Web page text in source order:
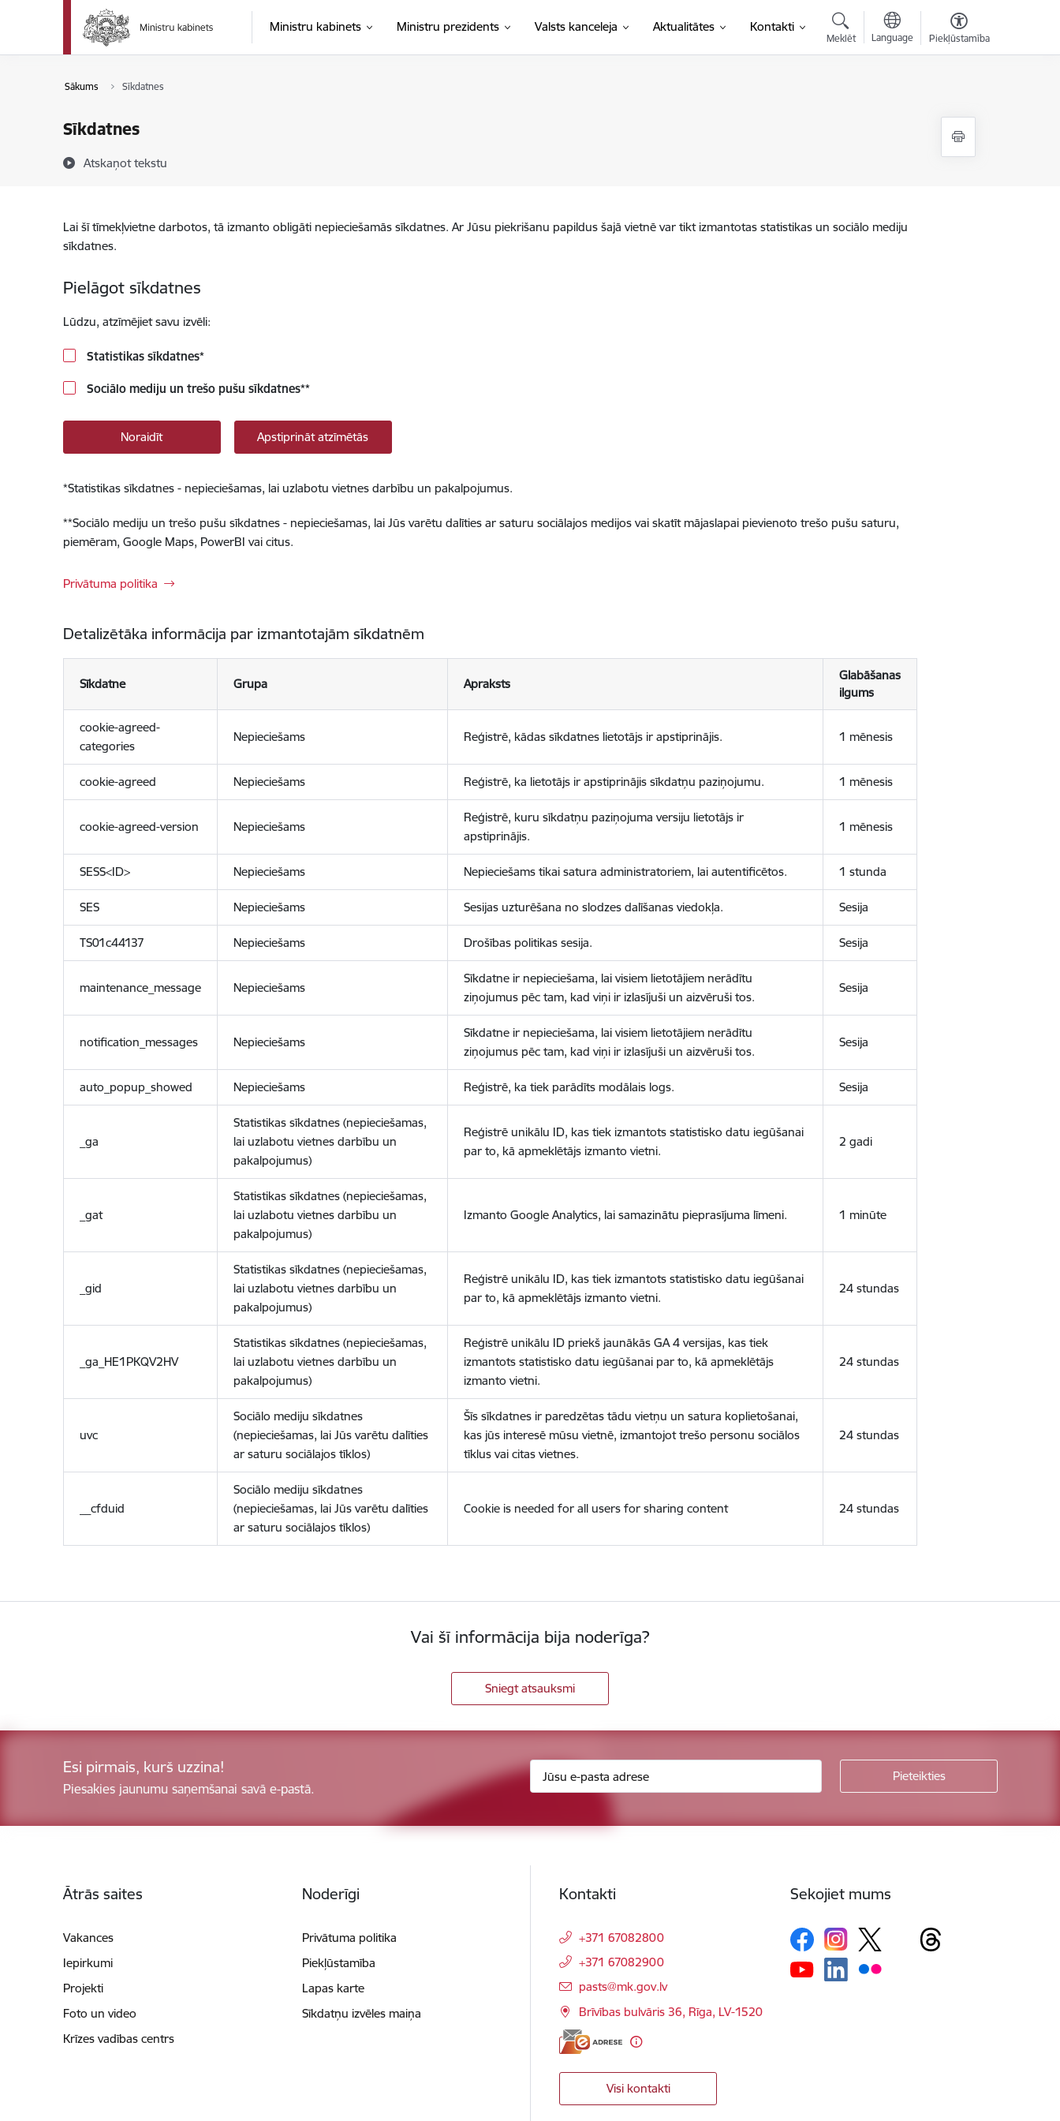
Pāriet uz lapas saturu
Ministru kabinets Ministru prezidents Valsts kanceleja Aktualitātes Kontakti
Meklēt Language Piekļūstamība
Sākums Sīkdatnes
Sīkdatnes
Atskaņot tekstu
Lai šī tīmekļvietne darbotos, tā izmanto obligāti nepieciešamās sīkdatnes. Ar Jūsu piekrišanu papildus šajā vietnē var tikt izmantotas statistikas un sociālo mediju
sīkdatnes.
Pielāgot sīkdatnes
Lūdzu, atzīmējiet savu izvēli:
Statistikas sīkdatnes*
Sociālo mediju un trešo pušu sīkdatnes**
Noraidīt Apstiprināt atzīmētās
*Statistikas sīkdatnes - nepieciešamas, lai uzlabotu vietnes darbību un pakalpojumus.
**Sociālo mediju un trešo pušu sīkdatnes - nepieciešamas, lai Jūs varētu dalīties ar saturu sociālajos medijos vai skatīt mājaslapai pievienoto trešo pušu saturu,
piemēram, Google Maps, PowerBI vai citus.
Privātuma politika
Detalizētāka informācija par izmantotajām sīkdatnēm
Sīkdatne Grupa Apraksts
Glabāšanas
ilgums
cookie-agreed-
categories
Nepieciešams Reģistrē, kādas sīkdatnes lietotājs ir apstiprinājis. 1 mēnesis
cookie-agreed Nepieciešams Reģistrē, ka lietotājs ir apstiprinājis sīkdatņu paziņojumu. 1 mēnesis
cookie-agreed-version Nepieciešams
Reģistrē, kuru sīkdatņu paziņojuma versiju lietotājs ir
apstiprinājis.
1 mēnesis
SESS<ID> Nepieciešams Nepieciešams tikai satura administratoriem, lai autentificētos. 1 stunda
SES Nepieciešams Sesijas uzturēšana no slodzes dalīšanas viedokļa. Sesija
TS01c44137 Nepieciešams Drošības politikas sesija. Sesija
maintenance_message Nepieciešams
Sīkdatne ir nepieciešama, lai visiem lietotājiem nerādītu
ziņojumus pēc tam, kad viņi ir izlasījuši un aizvēruši tos.
Sesija
notification_messages Nepieciešams
Sīkdatne ir nepieciešama, lai visiem lietotājiem nerādītu
ziņojumus pēc tam, kad viņi ir izlasījuši un aizvēruši tos.
Sesija
auto_popup_showed Nepieciešams Reģistrē, ka tiek parādīts modālais logs. Sesija
_ga
Statistikas sīkdatnes (nepieciešamas,
lai uzlabotu vietnes darbību un
pakalpojumus)
Reģistrē unikālu ID, kas tiek izmantots statistisko datu iegūšanai
par to, kā apmeklētājs izmanto vietni.
2 gadi
_gat
Statistikas sīkdatnes (nepieciešamas,
lai uzlabotu vietnes darbību un
pakalpojumus)
Izmanto Google Analytics, lai samazinātu pieprasījuma līmeni. 1 minūte
_gid
Statistikas sīkdatnes (nepieciešamas,
lai uzlabotu vietnes darbību un
pakalpojumus)
Reģistrē unikālu ID, kas tiek izmantots statistisko datu iegūšanai
par to, kā apmeklētājs izmanto vietni.
24 stundas
_ga_HE1PKQV2HV
Statistikas sīkdatnes (nepieciešamas,
lai uzlabotu vietnes darbību un
pakalpojumus)
Reģistrē unikālu ID priekš jaunākās GA 4 versijas, kas tiek
izmantots statistisko datu iegūšanai par to, kā apmeklētājs
izmanto vietni.
24 stundas
uvc
Sociālo mediju sīkdatnes
(nepieciešamas, lai Jūs varētu dalīties
ar saturu sociālajos tīklos)
Šīs sīkdatnes ir paredzētas tādu vietņu un satura koplietošanai,
kas jūs interesē mūsu vietnē, izmantojot trešo personu sociālos
tīklus vai citas vietnes.
24 stundas
__cfduid
Sociālo mediju sīkdatnes
(nepieciešamas, lai Jūs varētu dalīties
ar saturu sociālajos tīklos)
Cookie is needed for all users for sharing content 24 stundas
Vai šī informācija bija noderīga?
Sniegt atsauksmi
Esi pirmais, kurš uzzina!
Piesakies jaunumu saņemšanai savā e-pastā.
Ātrās saites
Vakances
Iepirkumi
Projekti
Foto un video
Krīzes vadības centrs
Noderīgi
Privātuma politika
Piekļūstamība
Lapas karte
Sīkdatņu izvēles maiņa
Kontakti
+371 67082800
+371 67082900
E-pasts:
pasts@mk.gov.lv
Brīvības bulvāris 36, Rīga, LV-1520
Visi kontakti
Sekojiet mums